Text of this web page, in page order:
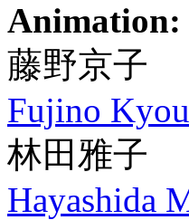
Animation:
藤野京子
Fujino
林田雅子
Hayashida